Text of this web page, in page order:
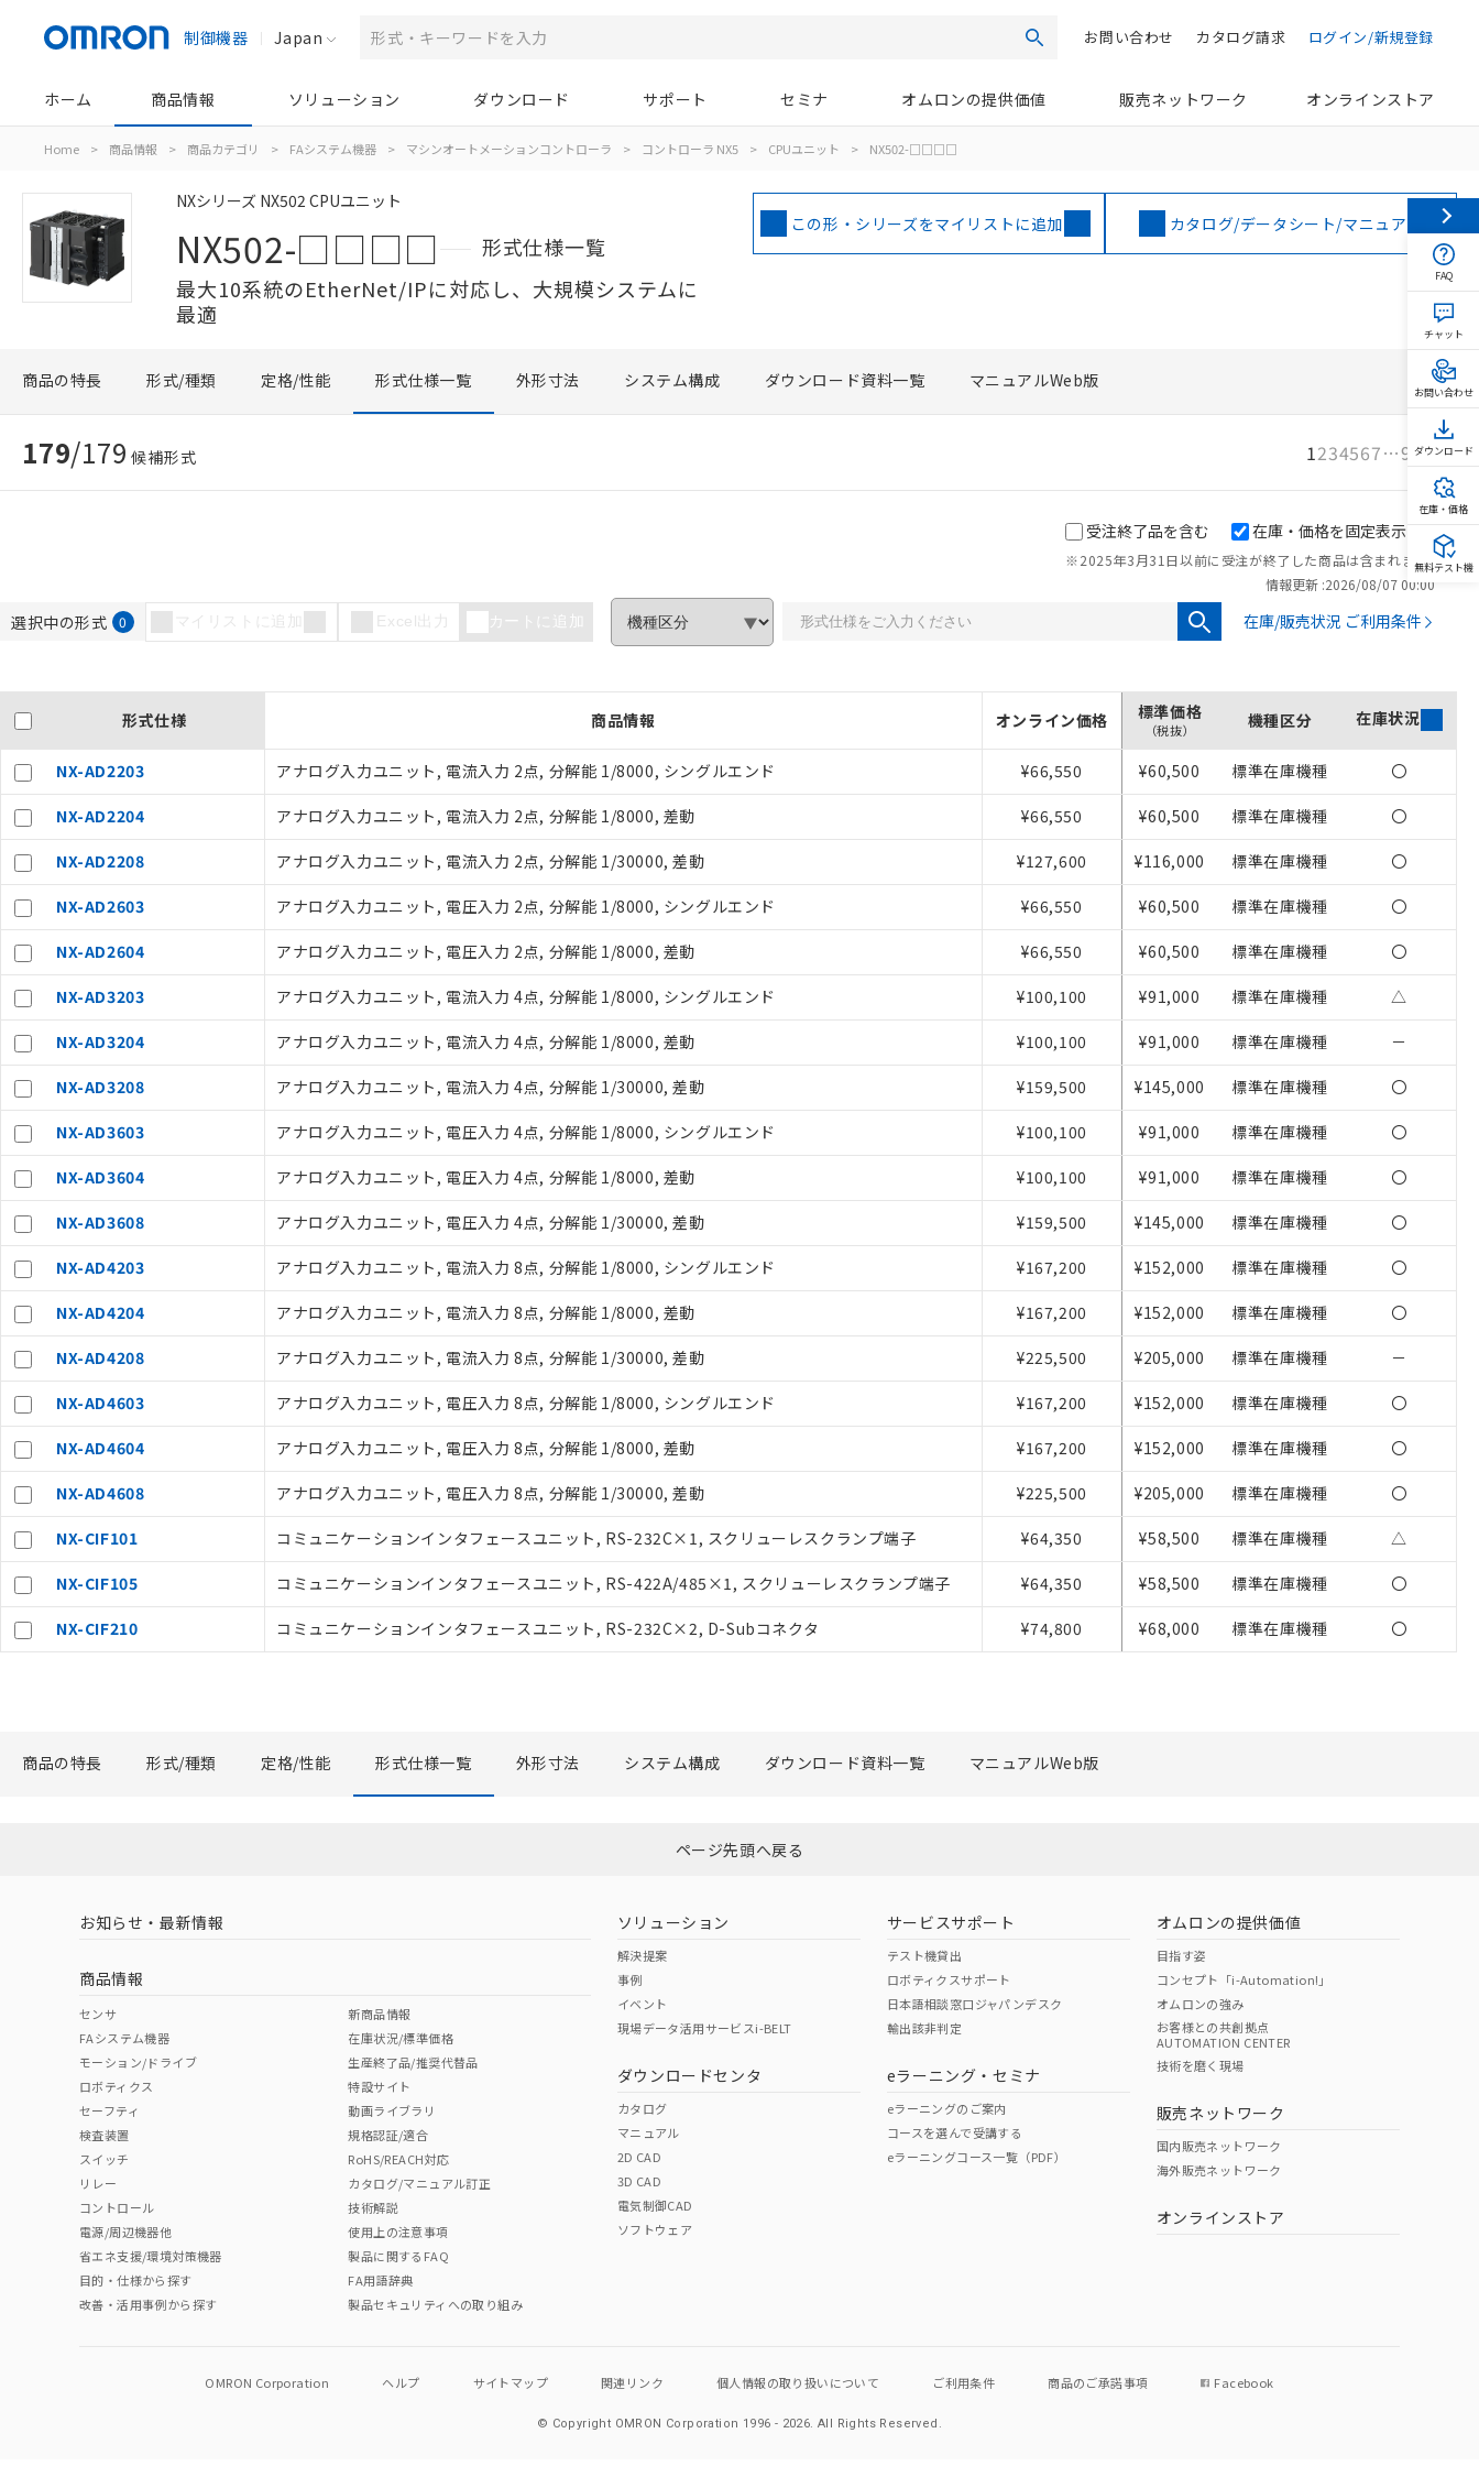
制御機器 Japan 検索 ログイン/新規登録
カタログ請求
お問い合わせ
ホーム 商品情報 ソリューション ダウンロード サポート セミナ オムロンの提供価値 販売ネットワーク オンラインストア
Home > 商品情報 > 商品カテゴリ > FAシステム機器 > マシンオートメーションコントローラ > コントローラ NX5 > CPUユニット > NX502-□□□□
NXシリーズ NX502 CPUユニット
NX502-□□□□
形式仕様一覧
最大10系統のEtherNet/IPに対応し、大規模システムに
最適
この形・シリーズをマイリストに追加 カタログ/データシート/マニュアル
商品の特長 形式/種類 定格/性能 形式仕様一覧 外形寸法 システム構成 ダウンロード資料一覧 マニュアルWeb版
179/179 候補形式 1234567…9 次へ
受注終了品を含む
※2025年3月31日以前に受注が終了した商品は含まれません。
在庫・価格を固定表示
選択中の形式 0 マイリストに追加 Excel出力 カートに追加
情報更新 :2026/08/07 00:00
在庫/販売状況 ご利用条件
形式仕様 商品情報 オンライン価格 標準価格
（税抜） 機種区分 在庫状況
NX-AD2203 アナログ入力ユニット, 電流入力 2点, 分解能 1/8000, シングルエンド ¥66,550 ¥60,500 標準在庫機種 〇
NX-AD2204 アナログ入力ユニット, 電流入力 2点, 分解能 1/8000, 差動 ¥66,550 ¥60,500 標準在庫機種 〇
NX-AD2208 アナログ入力ユニット, 電流入力 2点, 分解能 1/30000, 差動 ¥127,600 ¥116,000 標準在庫機種 〇
NX-AD2603 アナログ入力ユニット, 電圧入力 2点, 分解能 1/8000, シングルエンド ¥66,550 ¥60,500 標準在庫機種 〇
NX-AD2604 アナログ入力ユニット, 電圧入力 2点, 分解能 1/8000, 差動 ¥66,550 ¥60,500 標準在庫機種 〇
NX-AD3203 アナログ入力ユニット, 電流入力 4点, 分解能 1/8000, シングルエンド ¥100,100 ¥91,000 標準在庫機種 △
NX-AD3204 アナログ入力ユニット, 電流入力 4点, 分解能 1/8000, 差動 ¥100,100 ¥91,000 標準在庫機種 －
NX-AD3208 アナログ入力ユニット, 電流入力 4点, 分解能 1/30000, 差動 ¥159,500 ¥145,000 標準在庫機種 〇
NX-AD3603 アナログ入力ユニット, 電圧入力 4点, 分解能 1/8000, シングルエンド ¥100,100 ¥91,000 標準在庫機種 〇
NX-AD3604 アナログ入力ユニット, 電圧入力 4点, 分解能 1/8000, 差動 ¥100,100 ¥91,000 標準在庫機種 〇
NX-AD3608 アナログ入力ユニット, 電圧入力 4点, 分解能 1/30000, 差動 ¥159,500 ¥145,000 標準在庫機種 〇
NX-AD4203 アナログ入力ユニット, 電流入力 8点, 分解能 1/8000, シングルエンド ¥167,200 ¥152,000 標準在庫機種 〇
NX-AD4204 アナログ入力ユニット, 電流入力 8点, 分解能 1/8000, 差動 ¥167,200 ¥152,000 標準在庫機種 〇
NX-AD4208 アナログ入力ユニット, 電流入力 8点, 分解能 1/30000, 差動 ¥225,500 ¥205,000 標準在庫機種 －
NX-AD4603 アナログ入力ユニット, 電圧入力 8点, 分解能 1/8000, シングルエンド ¥167,200 ¥152,000 標準在庫機種 〇
NX-AD4604 アナログ入力ユニット, 電圧入力 8点, 分解能 1/8000, 差動 ¥167,200 ¥152,000 標準在庫機種 〇
NX-AD4608 アナログ入力ユニット, 電圧入力 8点, 分解能 1/30000, 差動 ¥225,500 ¥205,000 標準在庫機種 〇
NX-CIF101 コミュニケーションインタフェースユニット, RS-232C×1, スクリューレスクランプ端子 ¥64,350 ¥58,500 標準在庫機種 △
NX-CIF105 コミュニケーションインタフェースユニット, RS-422A/485×1, スクリューレスクランプ端子 ¥64,350 ¥58,500 標準在庫機種 〇
NX-CIF210 コミュニケーションインタフェースユニット, RS-232C×2, D-Subコネクタ ¥74,800 ¥68,000 標準在庫機種 〇
商品の特長 形式/種類 定格/性能 形式仕様一覧 外形寸法 システム構成 ダウンロード資料一覧 マニュアルWeb版
ページ先頭へ戻る
お知らせ・最新情報
商品情報
センサ
FAシステム機器
モーション/ドライブ
ロボティクス
セーフティ
検査装置
スイッチ
リレー
コントロール
電源/周辺機器他
省エネ支援/環境対策機器
目的・仕様から探す
改善・活用事例から探す
新商品情報
在庫状況/標準価格
生産終了品/推奨代替品
特設サイト
動画ライブラリ
規格認証/適合
RoHS/REACH対応
カタログ/マニュアル訂正
技術解説
使用上の注意事項
製品に関するFAQ
FA用語辞典
製品セキュリティへの取り組み
ソリューション
解決提案
事例
イベント
現場データ活用サービスi-BELT
ダウンロードセンタ
カタログ
マニュアル
2D CAD
3D CAD
電気制御CAD
ソフトウェア
サービスサポート
テスト機貸出
ロボティクスサポート
日本語相談窓口ジャパンデスク
輸出該非判定
eラーニング・セミナ
eラーニングのご案内
コースを選んで受講する
eラーニングコース一覧（PDF）
オムロンの提供価値
目指す姿
コンセプト「i-Automation!」
オムロンの強み
お客様との共創拠点
AUTOMATION CENTER
技術を磨く現場
販売ネットワーク
国内販売ネットワーク
海外販売ネットワーク
オンラインストア
OMRON Corporation ヘルプ サイトマップ 関連リンク 個人情報の取り扱いについて ご利用条件 商品のご承諾事項 Facebook
© Copyright OMRON Corporation 1996 - 2026.All Rights Reserved.
FAQ
チャット
お問い合わせ
ダウンロード
在庫・価格
無料テスト機
記
号
説明
○ 一定数以上の在庫あり
△ 一定数には満たないが在庫あり
－
在庫なし(最新の在庫状況については、お客様のお取引先、またはお客様担当のオムロン制御
機器販売店・当社販売員にご確認ください)
空
受注生産機種、また在庫状況の情報を公開していない機種
ご利用条件
以下の条件をお読みいただき、同意のうえご利用ください。
本サービスは、当社制御機器事業取扱商品の当社在庫状況および標準価格(税抜)を提供させていただ
くものです。
当社制御機器事業取扱商品の中には、本サービスの対象外となる商品もあることをご了承ください。
在庫状況および標準価格照会結果は、記載している更新日時点での社内データに基づき作成されるも
のであり、閲覧された時点での実際の在庫および標準価格とは異なる場合があることをご了承くださ
い。
正式な納期状況および標準価格はお客様のお取引先、またはお客様担当のオムロン制御機器販売店・
当社販売員にご相談ください。
オムロン制御機器販売店や当社販売拠点は「販売ネットワーク
」をご確認ください。
在庫状況および標準価格結果を当社の事前の承諾なく第三者に漏洩または開示しないようお願いしま
す。
マイパーツ機能（部品リスト作成サービス）をご利用いただくには、I-Webメンバーズにご登録され
ている必要があります。
お客様が当ウェブサイト上で当社にご登録された部品リストについて、当社および当社の共同利用者
が、当社の製品・サービスに関するお客様との取引・商談に必要な範囲で利用することをご了承くだ
さい。
※当社の共同利用者とは、"個人情報の共同利用に関して"
の「1.共同利用者の範囲」に記載されて
いる法人を指します。